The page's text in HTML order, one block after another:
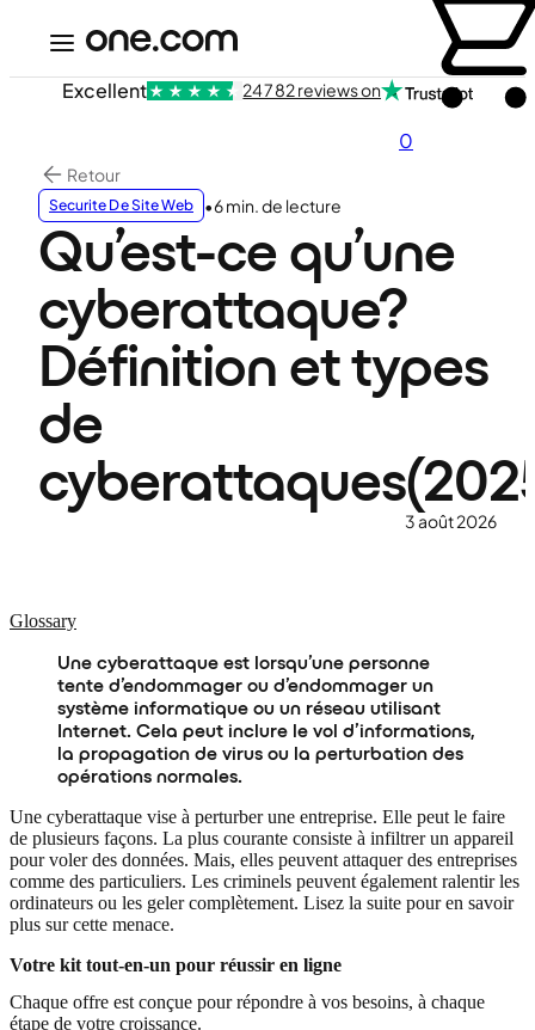
0
Excellent 24 782 reviews on
Retour
Securite De Site Web •6 min. de lecture
Qu’est-ce qu’une
cyberattaque?
Définition et types
de
3 août 2026
Glossary
Une cyberattaque est lorsqu’une personne
tente d’endommager ou d’endommager un
système informatique ou un réseau utilisant
Internet. Cela peut inclure le vol d’informations,
la propagation de virus ou la perturbation des
opérations normales.
Une cyberattaque vise à perturber une entreprise. Elle peut le faire
de plusieurs façons. La plus courante consiste à infiltrer un appareil
pour voler des données. Mais, elles peuvent attaquer des entreprises
comme des particuliers. Les criminels peuvent également ralentir les
ordinateurs ou les geler complètement. Lisez la suite pour en savoir
plus sur cette menace.
Votre kit tout-en-un pour réussir en ligne
Chaque offre est conçue pour répondre à vos besoins, à chaque
étape de votre croissance.